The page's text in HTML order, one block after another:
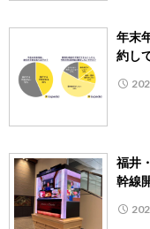
年末
約し
福井
幹線